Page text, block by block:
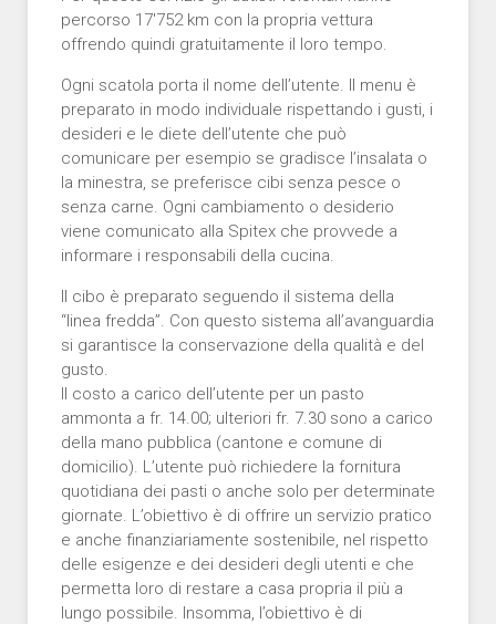
percorso 17'752 km con la propria vettura
offrendo quindi gratuitamente il loro tempo.
Ogni scatola porta il nome dell’utente. Il menu è
preparato in modo individuale rispettando i gusti, i
desideri e le diete dell’utente che può
comunicare per esempio se gradisce l’insalata o
la minestra, se preferisce cibi senza pesce o
senza carne. Ogni cambiamento o desiderio
viene comunicato alla Spitex che provvede a
informare i responsabili della cucina.
Il cibo è preparato seguendo il sistema della
“linea fredda”. Con questo sistema all’avanguardia
si garantisce la conservazione della qualità e del
gusto.
Il costo a carico dell’utente per un pasto
ammonta a fr. 14.00; ulteriori fr. 7.30 sono a carico
della mano pubblica (cantone e comune di
domicilio). L’utente può richiedere la fornitura
quotidiana dei pasti o anche solo per determinate
giornate. L’obiettivo è di offrire un servizio pratico
e anche finanziariamente sostenibile, nel rispetto
delle esigenze e dei desideri degli utenti e che
permetta loro di restare a casa propria il più a
lungo possibile. Insomma, l’obiettivo è di